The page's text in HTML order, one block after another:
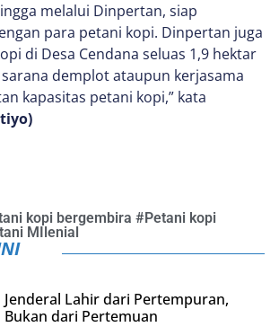
melalui Dinpertan, siap
para petani kopi. Dinpertan juga
di Desa Cendana seluas 1,9 hektar
demplot ataupun kerjasama
kapasitas petani kopi,” kata
kopi bergembira #Petani kopi
MIlenial
Jenderal Lahir dari Pertempuran,
Bukan dari Pertemuan